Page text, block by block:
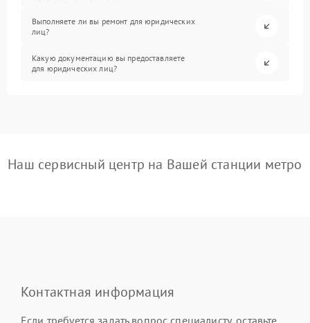
Выполняете ли вы ремонт для юридических
лиц?
Какую документацию вы предоставляете
для юридических лиц?
Наш сервисный центр на Вашей станции метро
Контактная информация
Если требуется задать вопрос специалисту, оставьте